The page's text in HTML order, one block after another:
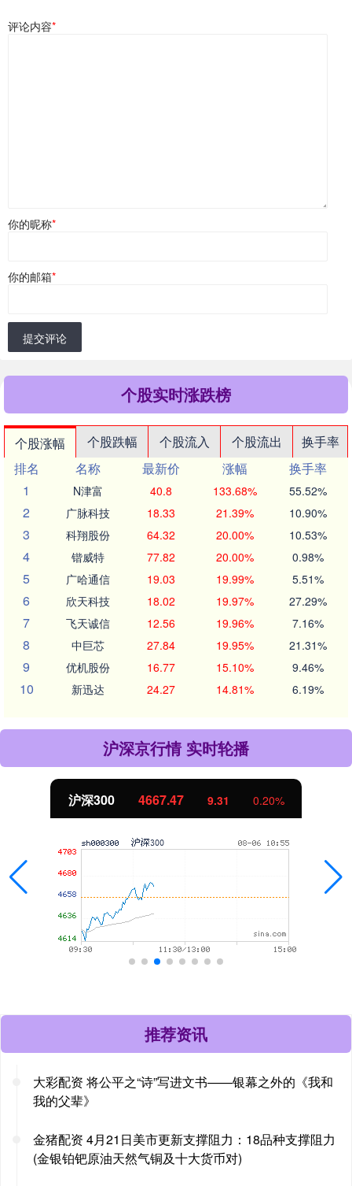
评论内容*
你的昵称*
你的邮箱*
提交评论
个股实时涨跌榜
个股涨幅 个股跌幅 个股流入 个股流出
换手率
排名
名称 最新价 涨幅
换手率
1
N津富 40.8 133.68% 55.52%
2 广脉科技 18.33 21.39% 10.90%
3 科翔股份 64.32 20.00% 10.53%
4 锴威特 77.82 20.00% 0.98%
5 广哈通信 19.03 19.99% 5.51%
6 欣天科技 18.02 19.97% 27.29%
7 飞天诚信 12.56 19.96% 7.16%
8 中巨芯 27.84 19.95% 21.31%
9 优机股份 16.77 15.10% 9.46%
10 新迅达 24.27 14.81% 6.19%
沪深京行情 实时轮播
沪深300 4667.47 9.31 0.20%
推荐资讯
大彩配资 将公平之“诗”写进文书——银幕之外的《我和
我的父辈》
金猪配资 4月21日美市更新支撑阻力：18品种支撑阻力
(金银铂钯原油天然气铜及十大货币对)